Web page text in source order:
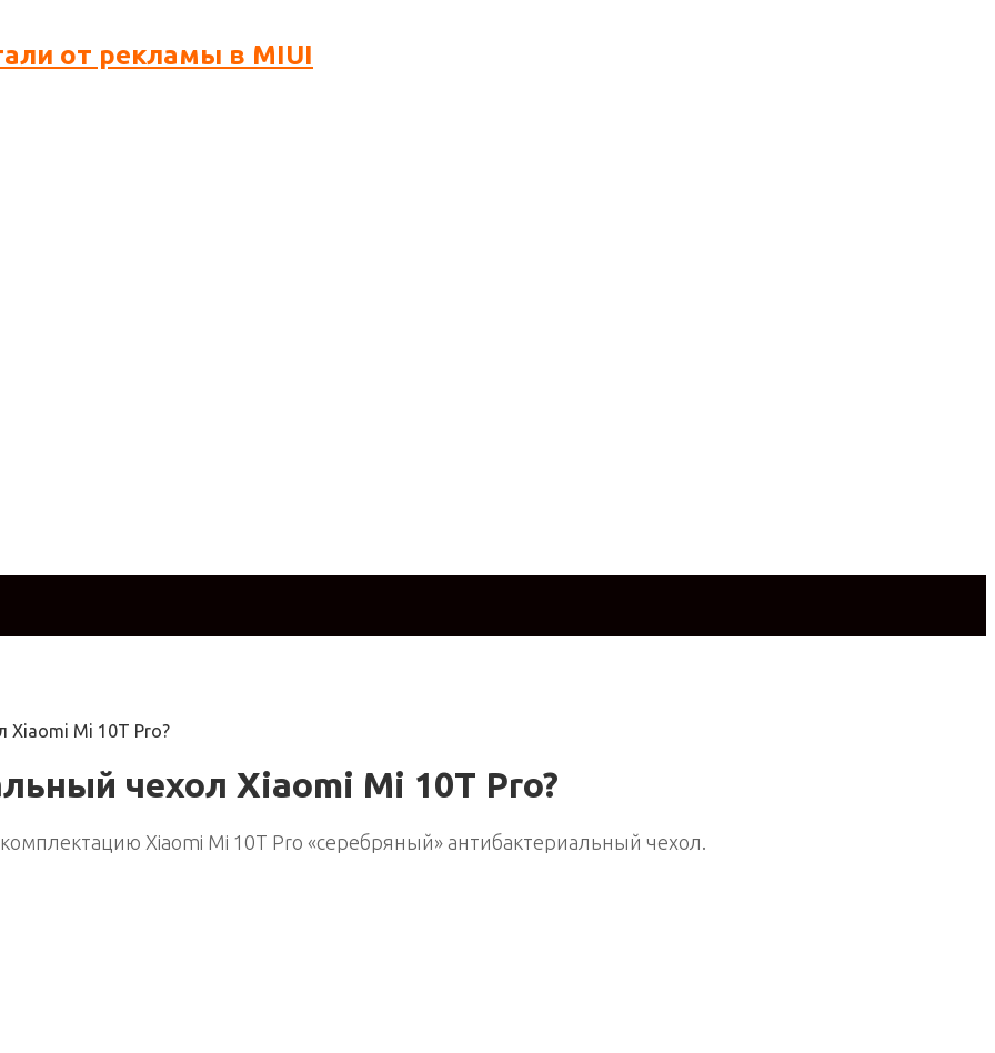
от рекламы в MIUI
Xiaomi Mi 10T Pro?
чехол Xiaomi Mi 10T Pro?
Xiaomi Mi 10T Pro «серебряный» антибактериальный чехол.